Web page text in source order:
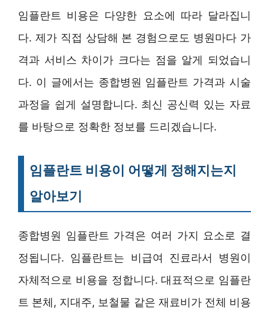
임플란트 비용은 다양한 요소에 따라 달라집니
다. 제가 직접 상담해 본 경험으로도 병원마다 가
격과 서비스 차이가 크다는 점을 알게 되었습니
다. 이 글에서는 종합병원 임플란트 가격과 시술
과정을 쉽게 설명합니다. 최신 공신력 있는 자료
를 바탕으로 정확한 정보를 드리겠습니다.
임플란트 비용이 어떻게 정해지는지
알아보기
종합병원 임플란트 가격은 여러 가지 요소로 결
정됩니다. 임플란트는 비급여 진료라서 병원이
자체적으로 비용을 정합니다. 대표적으로 임플란
트 본체, 지대주, 보철물 같은 재료비가 전체 비용